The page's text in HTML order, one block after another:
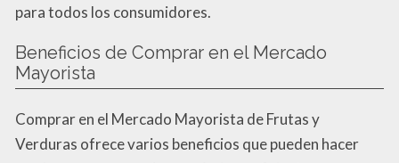
para todos los consumidores.
Beneficios de Comprar en el Mercado
Mayorista
Comprar en el Mercado Mayorista de Frutas y
Verduras ofrece varios beneficios que pueden hacer